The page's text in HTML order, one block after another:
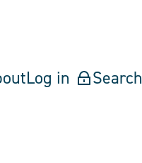
Log in Search